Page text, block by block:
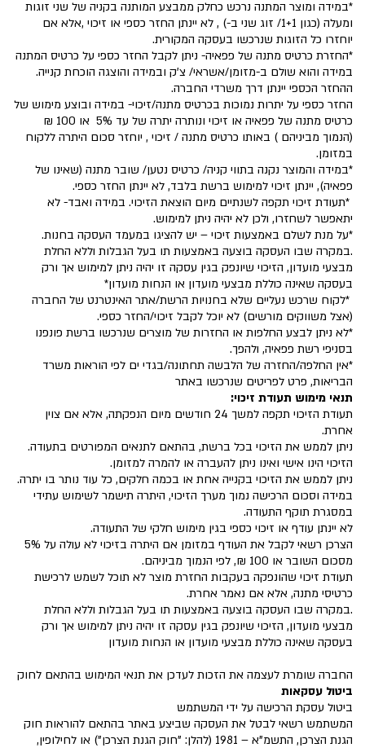
*במידה ומוצר המתנה נרכש כחלק ממבצע המותנה בקניה של שני זוגות
ומעלה (כגון 1+1/ זוג שני ב-) , לא יינתן החזר כספי או זיכוי ,אלא אם
יוחזרו כל הזוגות שנרכשו בעסקה המקורית.
*החזרת כרטיס מתנה של פפאיה- ניתן לקבל החזר כספי על כרטיס המתנה
במידה והוא שולם ב-מזומן/אשראי/ צ'ק ובמידה והוצגה הוכחת קנייה.
ההחזר הכספי יינתן דרך משרדי החברה.
החזר כספי על יתרות נמוכות בכרטיס מתנה/זיכוי- במידה ובוצע מימוש של
כרטיס מתנה של פפאיה או זיכוי ונותרה יתרה של עד 5% או 100 ₪
(הנמוך מביניהם ) באותו כרטיס מתנה / זיכוי , יוחזר סכום היתרה ללקוח
במזומן.
*במידה והמוצר נקנה בתווי קניה/ כרטיס נטען/ שובר מתנה (שאינו של
פפאיה), יינתן זיכוי למימוש ברשת בלבד, לא יינתן החזר כספי.
*תעודת זיכוי תקפה לשנתיים מיום הוצאת הזיכוי. במידה ואבד- לא
יתאפשר לשחזרו, ולכן לא יהיה ניתן למימוש.
*על מנת לשלם באמצעות זיכוי – יש להציגו במעמד העסקה בחנות.
.במקרה שבו העסקה בוצעה באמצעות תו בעל הגבלות וללא החלת
מבצעי מועדון, הזיכוי שיונפק בגין עסקה זו יהיה ניתן למימוש אך ורק
בעסקה שאינה כוללת מבצעי מועדון או הנחות מועדון*
*לקוח שרכש נעליים שלא בחנויות הרשת/אתר האינטרנט של החברה
(אצל משווקים מורשים) לא יוכל לקבל זיכוי/החזר כספי.
*לא ניתן לבצע החלפות או החזרות של מוצרים שנרכשו ברשת פונפנו
בסניפי רשת פפאיה, ולהפך.
*אין החלפה/החזרה של הלבשה תחתונה/בגדי ים לפי הוראות משרד
הבריאות, פרט לפריטים שנרכשו באתר
תנאי מימוש תעודת זיכוי:
תעודת הזיכוי תקפה למשך 24 חודשים מיום הנפקתה, אלא אם צוין
אחרת.
ניתן לממש את הזיכוי בכל ברשת, בהתאם לתנאים המפורטים בתעודה.
הזיכוי הינו אישי ואינו ניתן להעברה או להמרה למזומן.
ניתן לממש את הזיכוי בקנייה אחת או בכמה חלקים, כל עוד נותר בו יתרה.
במידה וסכום הרכישה נמוך מערך הזיכוי, היתרה תישמר לשימוש עתידי
במסגרת תוקף התעודה.
לא יינתן עודף או זיכוי כספי בגין מימוש חלקי של התעודה.
הצרכן רשאי לקבל את העודף במזומן אם היתרה בזיכוי לא עולה על 5%
מסכום השובר או 100 ₪, לפי הנמוך מביניהם.
תעודת זיכוי שהונפקה בעקבות החזרת מוצר לא תוכל לשמש לרכישת
כרטיסי מתנה, אלא אם נאמר אחרת.
.במקרה שבו העסקה בוצעה באמצעות תו בעל הגבלות וללא החלת
מבצעי מועדון, הזיכוי שיונפק בגין עסקה זו יהיה ניתן למימוש אך ורק
בעסקה שאינה כוללת מבצעי מועדון או הנחות מועדון
החברה שומרת לעצמה את הזכות לעדכן את תנאי המימוש בהתאם לחוק
ביטול עסקאות
ביטול עסקת הרכישה על ידי המשתמש
המשתמש רשאי לבטל את העסקה שביצע באתר בהתאם להוראות חוק
הגנת הצרכן, התשמ"א – 1981 (להלן: "חוק הגנת הצרכן") או לחילופין,